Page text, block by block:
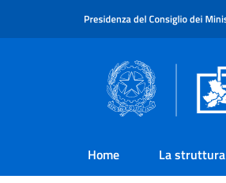
Home La struttura